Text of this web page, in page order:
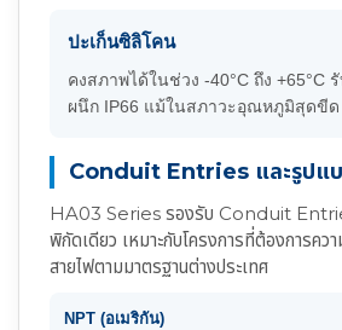
ปะเก็นซิลิโคน
คงสภาพได้ในช่วง -40°C ถึง +65°C
ผนึก IP66 แม้ในสภาวะอุณหภูมิสุดขีด
Conduit Entries และรูปแบ
HA03 Series รองรับ Conduit
พิกัดเดียว เหมาะกับโครงการที่ต้องการคว
สายไฟตามมาตรฐานต่างประเทศ
NPT (อเมริกัน)